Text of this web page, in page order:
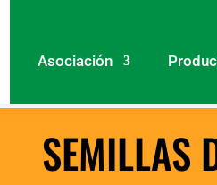
Asociación
SEMILLAS